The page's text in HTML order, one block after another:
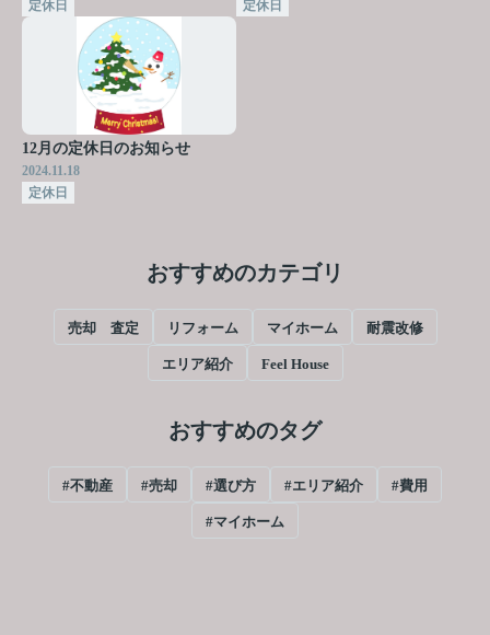
定休日
定休日
12月の定休日のお知らせ
2024.11.18
定休日
おすすめのカテゴリ
売却 査定 リフォーム マイホーム 耐震改修
エリア紹介 Feel House
おすすめのタグ
#不動産 #売却 #選び方 #エリア紹介 #費用
#マイホーム